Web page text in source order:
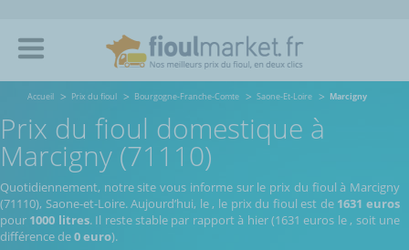
Accueil Prix du fioul Bourgogne-Franche-Comte Saone-Et-Loire Marcigny
Prix du fioul domestique à
Marcigny (71110)
Quotidiennement, notre site vous informe sur le prix du fioul à Marcigny
(71110), Saone-et-Loire.Aujourd’hui, le , le prix du fioul est de 1631 euros
pour 1000 litres. Il reste stable par rapport à hier (1631 euros le, soit une
différence de0 euro).